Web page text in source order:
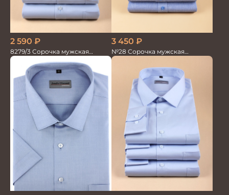
2 590 ₽
8279/3 Сорочка мужская
кор.рукав
3 450 ₽
№28 Сорочка мужская
кор.рукав